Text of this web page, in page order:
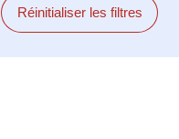
Réinitialiser les filtres